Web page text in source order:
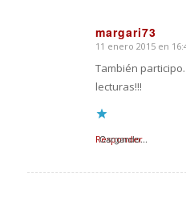
margari73
Dice:
11 enero 2015 en
También
lecturas!!!
Cargando...
Responder